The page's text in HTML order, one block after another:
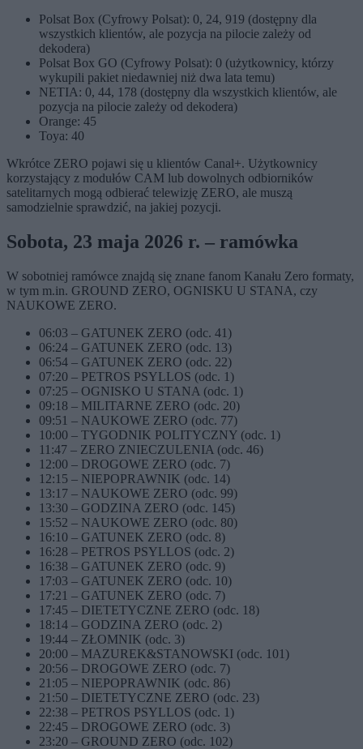
Polsat Box (Cyfrowy Polsat): 0, 24, 919 (dostępny dla
wszystkich klientów, ale pozycja na pilocie zależy od
dekodera)
Polsat Box GO (Cyfrowy Polsat): 0 (użytkownicy, którzy
wykupili pakiet niedawniej niż dwa lata temu)
NETIA: 0, 44, 178 (dostępny dla wszystkich klientów, ale
pozycja na pilocie zależy od dekodera)
Orange: 45
Toya: 40
Wkrótce ZERO pojawi się u klientów Canal+. Użytkownicy
korzystający z modułów CAM lub dowolnych odbiorników
satelitarnych mogą odbierać telewizję ZERO, ale muszą
samodzielnie sprawdzić, na jakiej pozycji.
Sobota, 23 maja 2026 r. – ramówka
W sobotniej ramówce znajdą się znane fanom Kanału Zero formaty,
w tym m.in. GROUND ZERO, OGNISKU U STANA, czy
NAUKOWE ZERO.
06:03 – GATUNEK ZERO (odc. 41)
06:24 – GATUNEK ZERO (odc. 13)
06:54 – GATUNEK ZERO (odc. 22)
07:20 – PETROS PSYLLOS (odc. 1)
07:25 – OGNISKO U STANA (odc. 1)
09:18 – MILITARNE ZERO (odc. 20)
09:51 – NAUKOWE ZERO (odc. 77)
10:00 – TYGODNIK POLITYCZNY (odc. 1)
11:47 – ZERO ZNIECZULENIA (odc. 46)
12:00 – DROGOWE ZERO (odc. 7)
12:15 – NIEPOPRAWNIK (odc. 14)
13:17 – NAUKOWE ZERO (odc. 99)
13:30 – GODZINA ZERO (odc. 145)
15:52 – NAUKOWE ZERO (odc. 80)
16:10 – GATUNEK ZERO (odc. 8)
16:28 – PETROS PSYLLOS (odc. 2)
16:38 – GATUNEK ZERO (odc. 9)
17:03 – GATUNEK ZERO (odc. 10)
17:21 – GATUNEK ZERO (odc. 7)
17:45 – DIETETYCZNE ZERO (odc. 18)
18:14 – GODZINA ZERO (odc. 2)
19:44 – ZŁOMNIK (odc. 3)
20:00 – MAZUREK&STANOWSKI (odc. 101)
20:56 – DROGOWE ZERO (odc. 7)
21:05 – NIEPOPRAWNIK (odc. 86)
21:50 – DIETETYCZNE ZERO (odc. 23)
22:38 – PETROS PSYLLOS (odc. 1)
22:45 – DROGOWE ZERO (odc. 3)
23:20 – GROUND ZERO (odc. 102)